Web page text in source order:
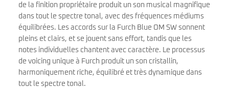
de la finition propriétaire produit un son musical magnifique
dans tout le spectre tonal, avec des fréquences médiums
équilibrées. Les accords sur la Furch Blue OM SW sonnent
pleins et clairs, et se jouent sans effort, tandis que les
notes individuelles chantent avec caractère. Le processus
de voicing unique à Furch produit un son cristallin,
harmoniquement riche, équilibré et très dynamique dans
tout le spectre tonal.